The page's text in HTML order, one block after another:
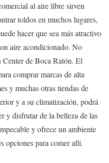
al aire libre sirven
toldos en muchos lugares,
hacer que sea más atractivo
aire acondicionado. No
Center de Boca Ratón. El
comprar marcas de alta
y muchas otras tiendas de
y a su climatización, podrá
y disfrutar de la belleza de las
y ofrece un ambiente
opciones para comer allí.